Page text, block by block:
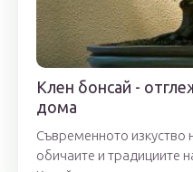
Клен бонсай -
дома
Съвременното изкуство
обичаите и традициите